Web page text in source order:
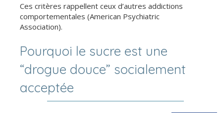
Ces critères rappellent ceux d’autres addictions
comportementales (American Psychiatric
Association).
Pourquoi le sucre est une
“drogue douce” socialement
acceptée